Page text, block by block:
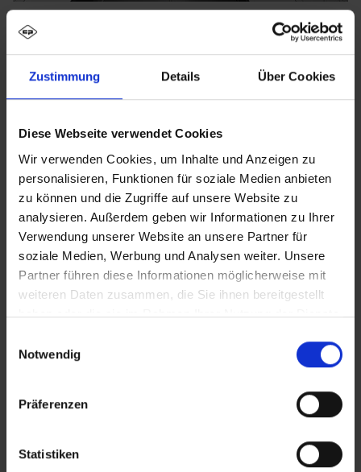
Zustimmung Details Über Cookies
Diese Webseite verwendet Cookies
Wir verwenden Cookies, um Inhalte und Anzeigen zu
personalisieren, Funktionen für soziale Medien anbieten
zu können und die Zugriffe auf unsere Website zu
analysieren. Außerdem geben wir Informationen zu Ihrer
Verwendung unserer Website an unsere Partner für
soziale Medien, Werbung und Analysen weiter. Unsere
Partner führen diese Informationen möglicherweise mit
weiteren Daten zusammen, die Sie ihnen bereitgestellt
haben oder die sie im Rahmen Ihrer Nutzung der Dienste
Notwendig
Präferenzen
Statistiken